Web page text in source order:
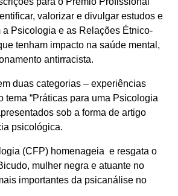
valorizar e divulgar estudos e
Psicologia e as Relações Étnico-
tenham impacto na saúde mental,
antirracista.
duas categorias – experiências
“Práticas para uma Psicologia
sob a forma de artigo
psicológica.
(CFP) homenageia e resgata o
mulher negra e atuante no
importantes da psicanálise no